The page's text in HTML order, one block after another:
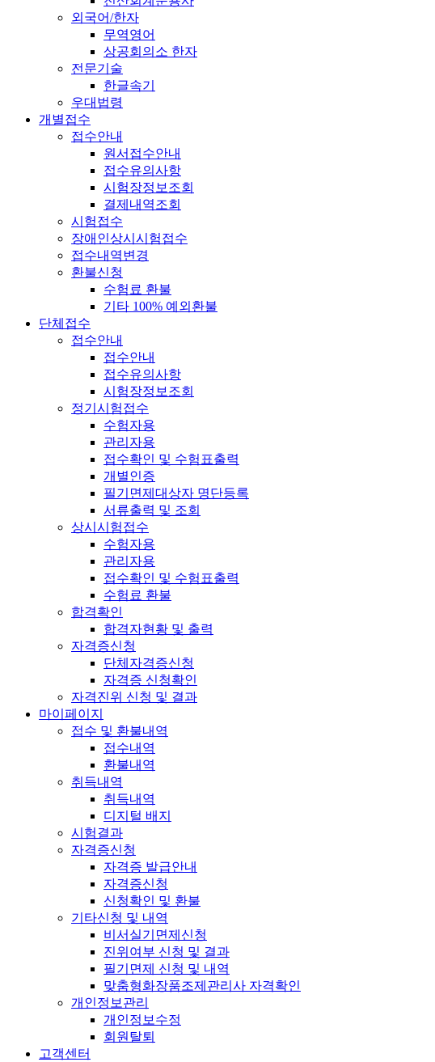
외국어/한자
무역영어
상공회의소 한자
전문기술
한글속기
우대법령
개별접수
접수안내
원서접수안내
접수유의사항
시험장정보조회
결제내역조회
시험접수
장애인상시시험접수
접수내역변경
환불신청
수험료 환불
기타 100% 예외환불
단체접수
접수안내
접수안내
접수유의사항
시험장정보조회
정기시험접수
수험자용
관리자용
접수확인 및 수험표출력
개별인증
필기면제대상자 명단등록
서류출력 및 조회
상시시험접수
수험자용
관리자용
접수확인 및 수험표출력
수험료 환불
합격확인
합격자현황 및 출력
자격증신청
단체자격증신청
자격증 신청확인
자격진위 신청 및 결과
마이페이지
접수 및 환불내역
접수내역
환불내역
취득내역
취득내역
디지털 배지
시험결과
자격증신청
자격증 발급안내
자격증신청
신청확인 및 환불
기타신청 및 내역
비서실기면제신청
진위여부 신청 및 결과
필기면제 신청 및 내역
맞춤형화장품조제관리사 자격확인
개인정보관리
개인정보수정
회원탈퇴
고객센터